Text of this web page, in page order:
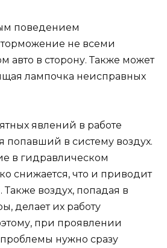
поведением
торможение не всеми
авто в сторону. Также может
лампочка неисправных
явлений в работе
попавший в систему воздух.
в гидравлическом
снижается, что и приводит
воздух, попадая в
делает их работу
при проявлении
нужно сразу